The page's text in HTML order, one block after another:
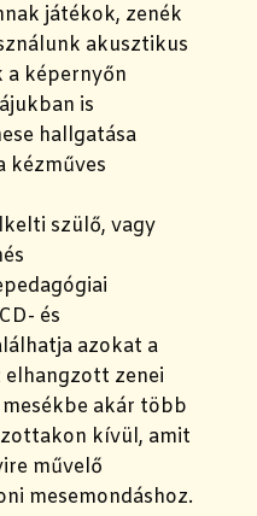
játékok, zenék
akusztikus
a képernyőn
is
hallgatása
kézműves
szülő, vagy
és
azokat a
zenei
akár több
kívül, amit
művelő
mesemondáshoz.